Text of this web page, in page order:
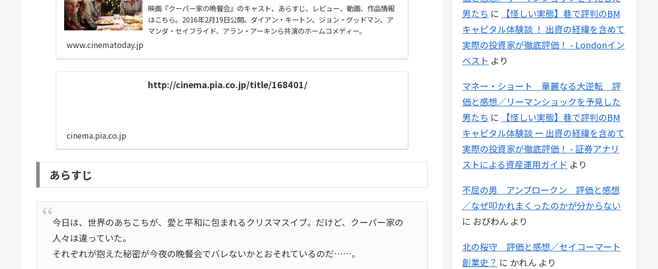
映画『クーパー家の晩餐会』のキャスト、あらすじ、レビュー、動画、作品情報
はこちら。2016年2月19日公開。ダイアン・キートン、ジョン・グッドマン、ア
マンダ・セイフライド、アラン・アーキンら共演のホームコメディー。
www.cinematoday.jp
http://cinema.pia.co.jp/title/168401/
cinema.pia.co.jp
あらすじ
今日は、世界のあちこちが、愛と平和に包まれるクリスマスイブ。だけど、クーパー家の
人々は違っていた。
それぞれが抱えた秘密が今夜の晩餐会でバレないかとおそれているのだ……。
男たち に
【怪しい実態】巷で評判のBM
キャピタル体験談 ！ 出資の経緯を含めて
実際の投資家が徹底評価！ - Londonイン
ベスト より
マネー・ショート 華麗なる大逆転 評
価と感想／リーマンショックを予見した
男たち に
【怪しい実態】巷で評判のBM
キャピタル体験談 ー 出資の経緯を含めて
実際の投資家が徹底評価！ - 証券アナリ
ストによる資産運用ガイド より
不屈の男 アンブロークン 評価と感想
／なぜ叩かれまくったのかが分からない
に おびわん より
北の桜守 評価と感想／セイコーマート
創業史？ に かれん より